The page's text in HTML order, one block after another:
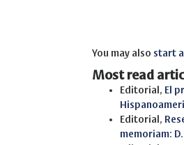
You may also start
Most read
Editorial, El
Editorial,
memoriam: